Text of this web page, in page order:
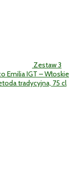
Zestaw 3
Emilia IGT – Włoskie
tradycyjna, 75 cl